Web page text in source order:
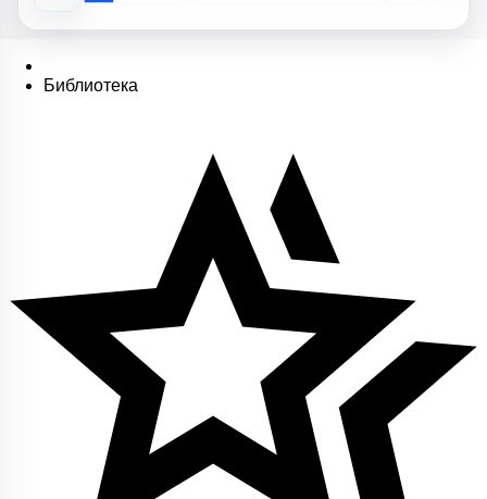
Библиотека